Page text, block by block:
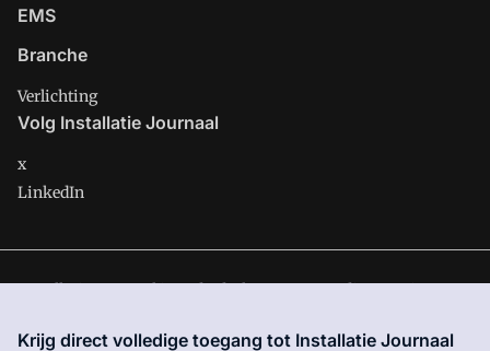
EMS
Branche
Verlichting
Volg Installatie Journaal
x
LinkedIn
Installatie Journaal is onderdeel van VMN media. Lees inons
site zijn de volgende regelingen van toepassing:Algemene
Krijg direct volledige toegang tot Installatie Journaal